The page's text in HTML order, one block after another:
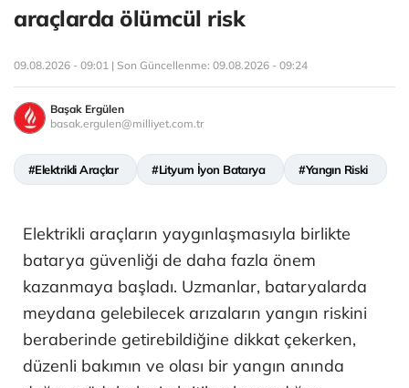
araçlarda ölümcül risk
09.08.2026 - 09:01 | Son Güncellenme: 09.08.2026 - 09:24
Başak Ergülen
basak.ergulen@milliyet.com.tr
#Elektrikli Araçlar #Lityum İyon Batarya #Yangın Riski
Elektrikli araçların yaygınlaşmasıyla birlikte
batarya güvenliği de daha fazla önem
kazanmaya başladı. Uzmanlar, bataryalarda
meydana gelebilecek arızaların yangın riskini
beraberinde getirebildiğine dikkat çekerken,
düzenli bakımın ve olası bir yangın anında